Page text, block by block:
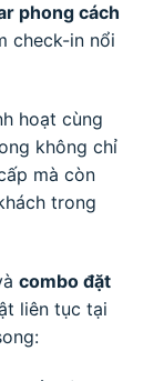
phong cách
check-in nổi
hoạt cùng
không chỉ
mà còn
trong
combo đặt
liên tục tại